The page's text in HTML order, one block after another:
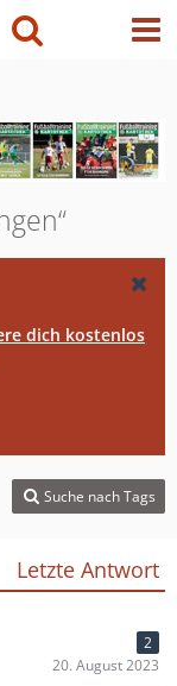
dich kostenlos
Suche nach Tags
Letzte Antwort
2
20. August 2023